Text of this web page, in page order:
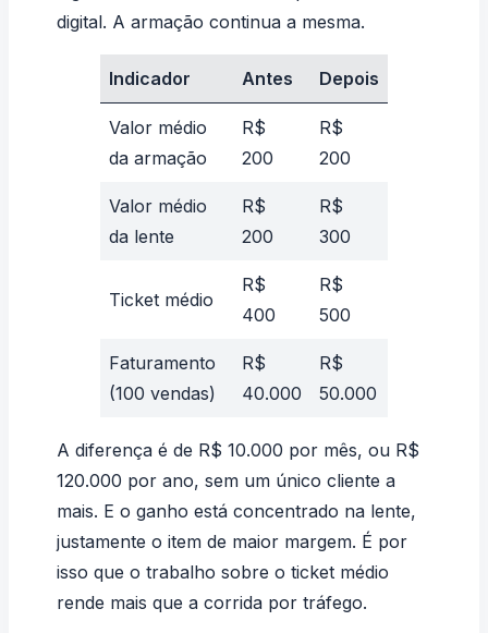
digital. A armação continua a mesma.
Indicador Antes Depois
Valor médio
da armação
R$
200
R$
200
Valor médio
da lente
R$
200
R$
300
Ticket médio
R$
400
R$
500
Faturamento
(100 vendas)
R$
40.000
R$
50.000
A diferença é de R$ 10.000 por mês, ou R$
120.000 por ano, sem um único cliente a
mais. E o ganho está concentrado na lente,
justamente o item de maior margem. É por
isso que o trabalho sobre o ticket médio
rende mais que a corrida por tráfego.